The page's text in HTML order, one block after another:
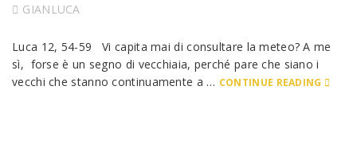
GIANLUCA
Luca 12, 54-59 Vi capita mai di consultare la meteo? A me
sì, forse è un segno di vecchiaia, perché pare che siano i
vecchi che stanno continuamente a … CONTINUE READING